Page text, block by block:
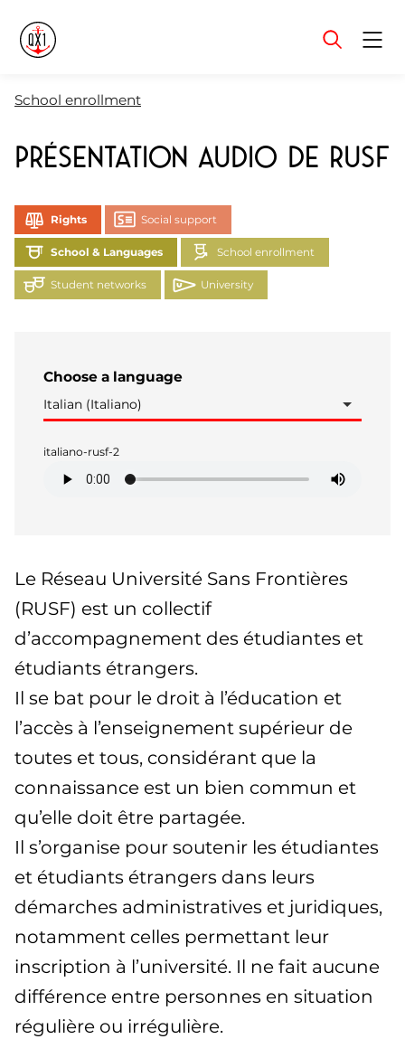
School enrollment
Présentation audio de RUSF
Rights Social support
School & Languages School enrollment
Student networks University
Choose a language
Italian (Italiano)
italiano-rusf-2
Le Réseau Université Sans Frontières
(RUSF) est un collectif
d’accompagnement des étudiantes et
étudiants étrangers.
Il se bat pour le droit à l’éducation et
l’accès à l’enseignement supérieur de
toutes et tous, considérant que la
connaissance est un bien commun et
qu’elle doit être partagée.
Il s’organise pour soutenir les étudiantes
et étudiants étrangers dans leurs
démarches administratives et juridiques,
notamment celles permettant leur
inscription à l’université. Il ne fait aucune
différence entre personnes en situation
régulière ou irrégulière.